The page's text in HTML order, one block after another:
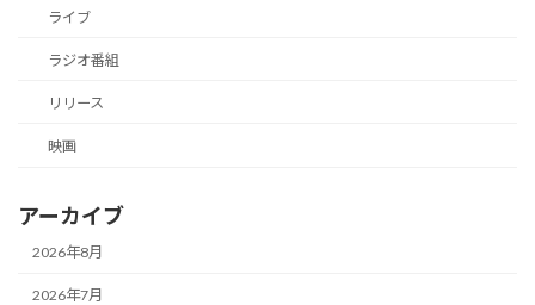
ライブ
ラジオ番組
リリース
映画
アーカイブ
2026年8月
2026年7月